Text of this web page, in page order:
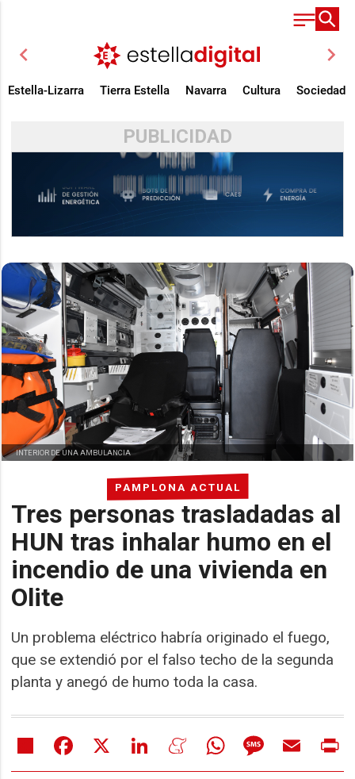
chevron_left chevron_right
Estella-Lizarra Tierra Estella Navarra Cultura Sociedad
PUBLICIDAD
PAMPLONA ACTUAL
Tres personas trasladadas al
HUN tras inhalar humo en el
incendio de una vivienda en
Olite
Un problema eléctrico habría originado el fuego,
que se extendió por el falso techo de la segunda
planta y anegó de humo toda la casa.
INTERIOR DE UNA AMBULANCIA
Share Facebook LinkedIn MeneameWhatsAppMessageEmail